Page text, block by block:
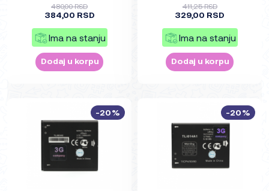
480,00 RSD
384,00 RSD
Ima na stanju
Dodaj u korpu
411,25 RSD
329,00 RSD
Ima na stanju
Dodaj u korpu
-20% -20%